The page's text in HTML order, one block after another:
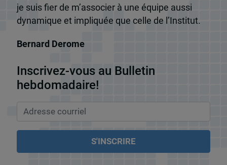
je suis fier de m’associer à une équipe aussi
dynamique et impliquée que celle de l’Institut.
Bernard Derome
Inscrivez-vous au Bulletin
hebdomadaire!